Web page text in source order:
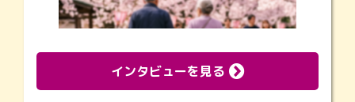
インタビューを見る